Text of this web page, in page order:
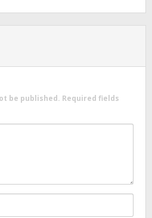
be published. Required fields